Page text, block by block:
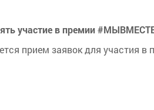
участие в премии
прием заявок для участия